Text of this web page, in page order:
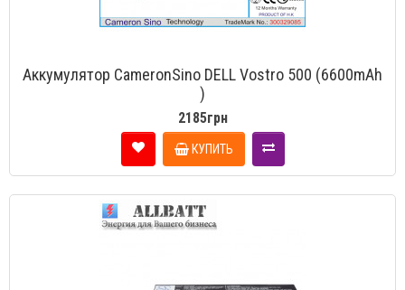
Аккумулятор CameronSino DELL Vostro 500 (6600mAh
)
2185грн
КУПИТЬ